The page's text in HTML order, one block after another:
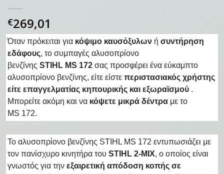
€269,01
Όταν πρόκειται για κόψιμο καυσόξυλων ή συντήρηση
εδάφους, το συμπαγές αλυσοπρίονο
βενζίνης STIHL MS 172 σας προσφέρει ένα εύκαμπτο
αλυσοπρίονο βενζίνης, είτε είστε περιστασιακός χρήστης
είτε επαγγελματίας κηπουρικής και εξωραϊσμού .
Μπορείτε ακόμη και να κόψετε μικρά δέντρα με το
MS 172.
Το αλυσοπρίονο βενζίνης STIHL MS 172 εντυπωσιάζει με
τον πανίσχυρο κινητήρα του STIHL 2-MIX, ο οποίος είναι
γνωστός για την εξαιρετική απόδοση κοπής σε